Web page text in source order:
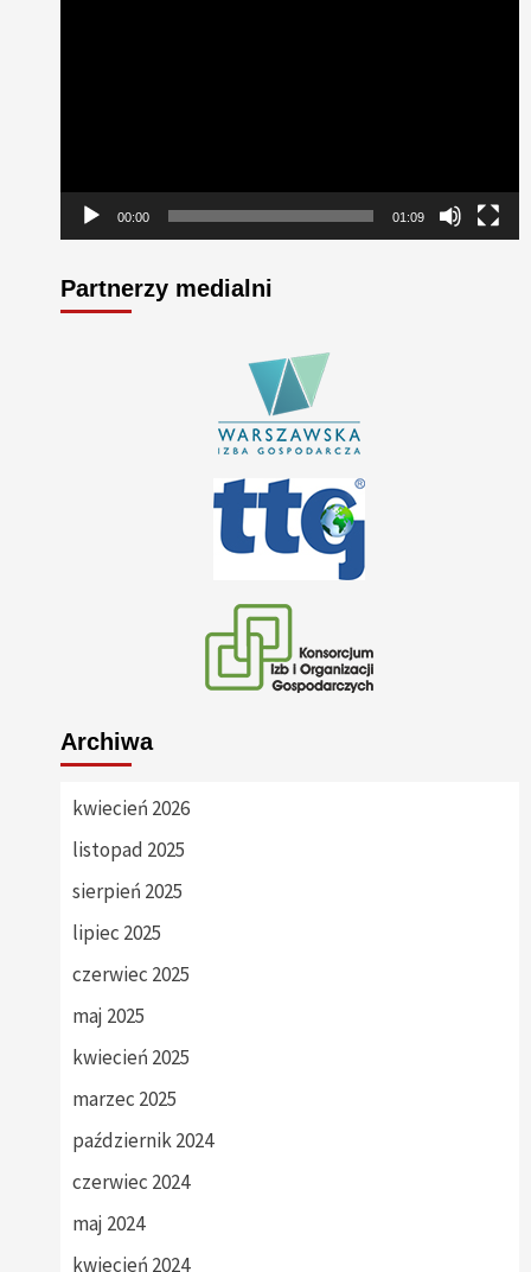
00:00 01:09
Partnerzy medialni
Archiwa
kwiecień 2026
listopad 2025
sierpień 2025
lipiec 2025
czerwiec 2025
maj 2025
kwiecień 2025
marzec 2025
październik 2024
czerwiec 2024
maj 2024
kwiecień 2024